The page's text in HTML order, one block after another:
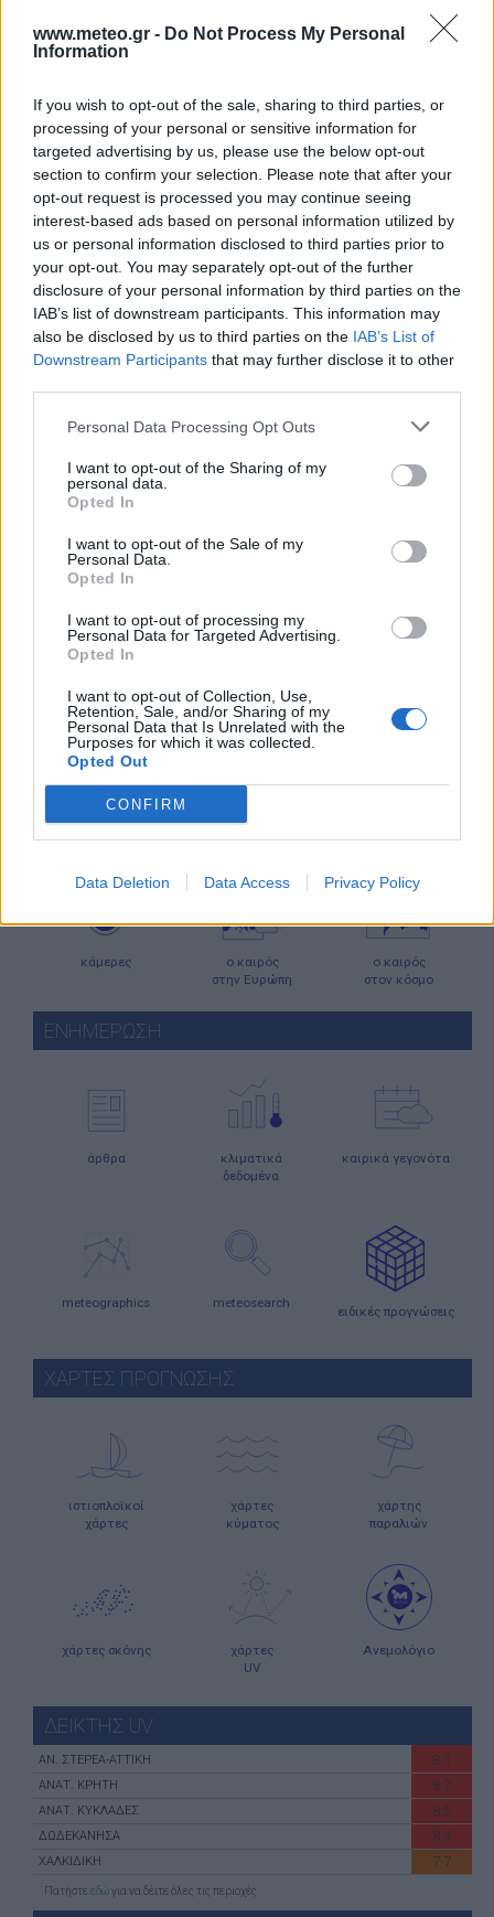
www.meteo.gr - Do Not Process My Personal
Information
If you wish to opt-out of the sale, sharing to third parties, or
processing of your personal or sensitive information for
targeted advertising by us, please use the below opt-out
section to confirm your selection. Please note that after your
opt-out request is processed you may continue seeing
interest-based ads based on personal information utilized by
us or personal information disclosed to third parties prior to
your opt-out. You may separately opt-out of the further
disclosure of your personal information by third parties on the
IAB’s list of downstream participants. This information may
also be disclosed by us to third parties on the IAB’s List of
Downstream Participants that may further disclose it to other
Personal Data Processing Opt Outs
I want to opt-out of the Sharing of my
personal data.
Opted In
I want to opt-out of the Sale of my
Personal Data.
Opted In
I want to opt-out of processing my
Personal Data for Targeted Advertising.
Opted In
I want to opt-out of Collection, Use,
Retention, Sale, and/or Sharing of my
Personal Data that Is Unrelated with the
Purposes for which it was collected.
Opted Out
CONFIRM
Data Deletion Data Access Privacy Policy
34°C
X/K BANSKO 24°C
Πατήστεεδώ για περισσότερες πόλεις
Σελήνη: 25 ημερών
Παλαιός Μηνίσκος
Επόμενη Πανσέληνος:
Παρασκευή, 28 Αυγούστου 2026
Αστρονομικό ημερολόγιο
ΠΡΟΓΝΩΣΗ ΘΕΡΜΟΚΡΑΣΙΩΝ
ΧΑΜΗΛΟΤΕΡΕΣ
ΑΝΩΓΕΙΑ
ΟΡΕΙΝΗ ΦΩΚΙΔΑ
ΣΤΕΝΗ ΕΥΒΟΙΑΣ 25°C
ΚΑΡΠΕΝΗΣΙ
ΥΨΗΛΟΤΕΡΕΣ
38°C
ΑΝΕΖΑ ΑΡΤΑΣ 38°C
Τα παραπάνω δεδομένα (ΧΑΜΗΛΟΤΕΡΕΣ/ΥΨΗΛΟΤΕΡΕΣ) αποτελούν προγνώσεις. Για
παρατηρήσεις (realtime) πατήστεεδώ
Ο ΚΑΙΡΟΣ ΤΩΡΑ (LIVE)
κάμερες
ο καιρός
στην Ευρώπη
ο καιρός
στον κόσμο
ΕΝΗΜΕΡΩΣΗ
άρθρα
κλιματικά
δεδομένα
καιρικά γεγονότα
meteographics meteosearch
ειδικές προγνώσεις
ΧΑΡΤΕΣ ΠΡΟΓΝΩΣΗΣ
ιστιοπλοϊκοί
χάρτες
χάρτες
κύματος
χάρτης
παραλιών
χάρτες σκόνης
χάρτες
UV
Ανεμολόγιο
ΔΕΙΚΤΗΣ UV
ΑN. ΣΤΕΡΕΑ-ATTIKH 8.1
ΑΝΑΤ. ΚΡΗΤΗ 8.7
ΑΝΑΤ. ΚΥΚΛΑΔΕΣ 8.5
ΔΩΔΕΚΑΝΗΣΑ 8.4
ΧΑΛΚΙΔΙΚΗ 7.7
Πατήστε εδώγια να δέιτε όλες τις περιοχές